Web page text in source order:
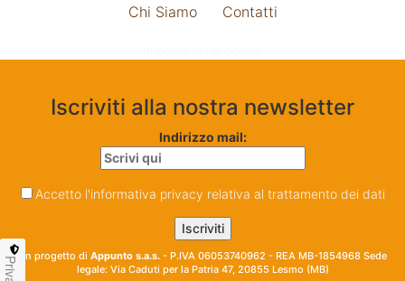
Chi Siamo Contatti
Iscriviti alla nostra newsletter
Indirizzo mail:
Accetto l'informativa privacy relativa al trattamento dei dati
Un progetto di Appunto s.a.s. - P.IVA 06053740962 - REA MB-1854968 Sede
legale: Via Caduti per la Patria 47, 20855 Lesmo (MB)